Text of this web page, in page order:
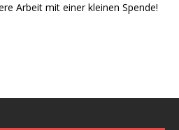
Arbeit mit einer kleinen Spende!